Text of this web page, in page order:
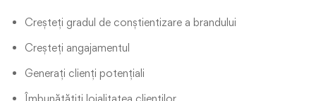
Creșteți gradul de conștientizare a brandului
Creșteți angajamentul
Generați clienți potențiali